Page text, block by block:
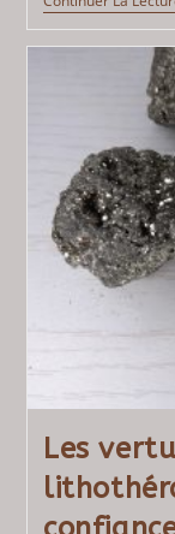
Les